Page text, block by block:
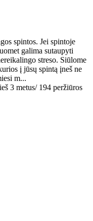
spintos. Jei spintoje
galima sutaupyti
streso. Siūlome
į jūsų spintą įneš ne
m...
3 metus/ 194 peržiūros